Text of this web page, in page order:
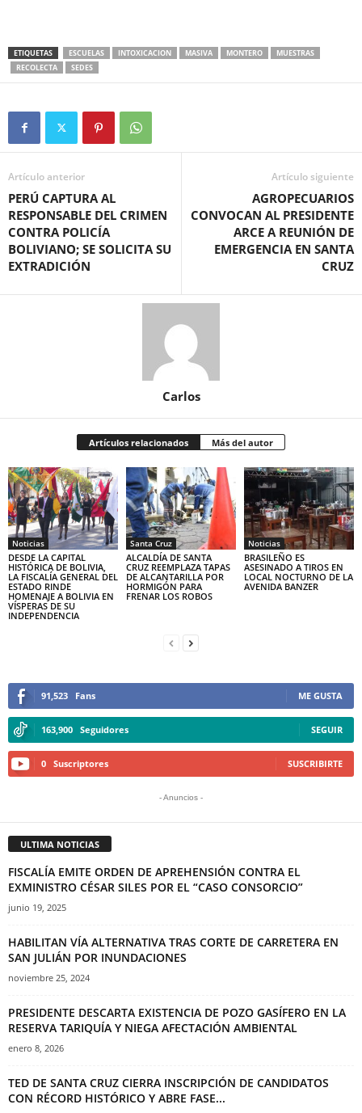
ETIQUETAS ESCUELAS INTOXICACION MASIVA MONTERO
MUESTRAS
RECOLECTA
SEDES
Artículo anterior
PERÚ CAPTURA AL
RESPONSABLE DEL CRIMEN
CONTRA POLICÍA
BOLIVIANO; SE SOLICITA SU
EXTRADICIÓN
Artículo siguiente
AGROPECUARIOS
CONVOCAN AL PRESIDENTE
ARCE A REUNIÓN DE
EMERGENCIA EN SANTA
CRUZ
Carlos
Artículos relacionados Más del autor
Noticias
DESDE LA CAPITAL
HISTÓRICA DE BOLIVIA,
LA FISCALÍA GENERAL DEL
ESTADO RINDE
HOMENAJE A BOLIVIA EN
VÍSPERAS DE SU
INDEPENDENCIA
Santa Cruz
ALCALDÍA DE SANTA
CRUZ REEMPLAZA TAPAS
DE ALCANTARILLA POR
HORMIGÓN PARA
FRENAR LOS ROBOS
Noticias
BRASILEÑO ES
ASESINADO A TIROS EN
LOCAL NOCTURNO DE LA
AVENIDA BANZER
91,523 Fans ME GUSTA
163,900 Seguidores SEGUIR
0 Suscriptores SUSCRIBIRTE
- Anuncios -
ULTIMA NOTICIAS
FISCALÍA EMITE ORDEN DE APREHENSIÓN CONTRA EL
EXMINISTRO CÉSAR SILES POR EL “CASO CONSORCIO”
junio 19, 2025
HABILITAN VÍA ALTERNATIVA TRAS CORTE DE CARRETERA EN
SAN JULIÁN POR INUNDACIONES
noviembre 25, 2024
PRESIDENTE DESCARTA EXISTENCIA DE POZO GASÍFERO EN LA
RESERVA TARIQUÍA Y NIEGA AFECTACIÓN AMBIENTAL
enero 8, 2026
TED DE SANTA CRUZ CIERRA INSCRIPCIÓN DE CANDIDATOS
CON RÉCORD HISTÓRICO Y ABRE FASE...